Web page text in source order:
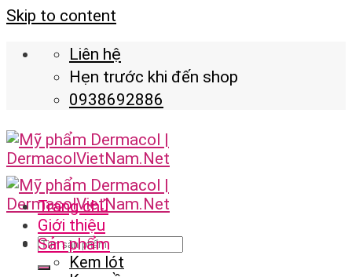
Skip to content
Liên hệ
Hẹn trước khi đến shop
0938692886
Trang chủ
Giới thiệu
Sản phẩm
Kem lót